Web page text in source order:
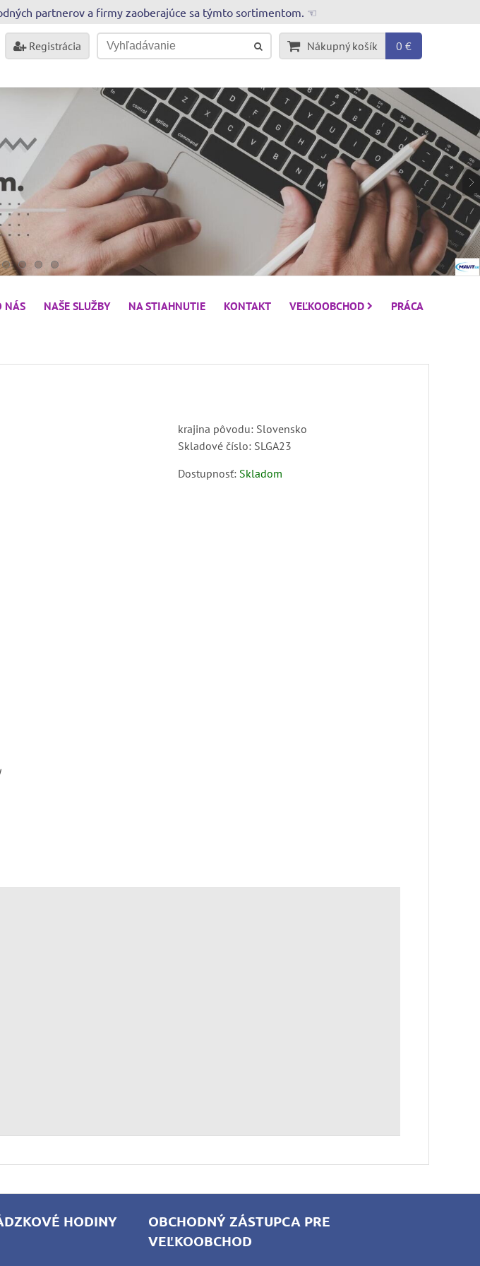
partnerov a firmy zaoberajúce sa týmto sortimentom. ☜
Registrácia Nákupný košík 0 €
NÁS NAŠE SLUŽBY NA STIAHNUTIE KONTAKT VEĽKOOBCHOD PRÁCA
krajina pôvodu: Slovensko
Skladové číslo: SLGA23
Dostupnosť: Skladom
HODINY
OBCHODNÝ ZÁSTUPCA PRE
VEĽKOOBCHOD